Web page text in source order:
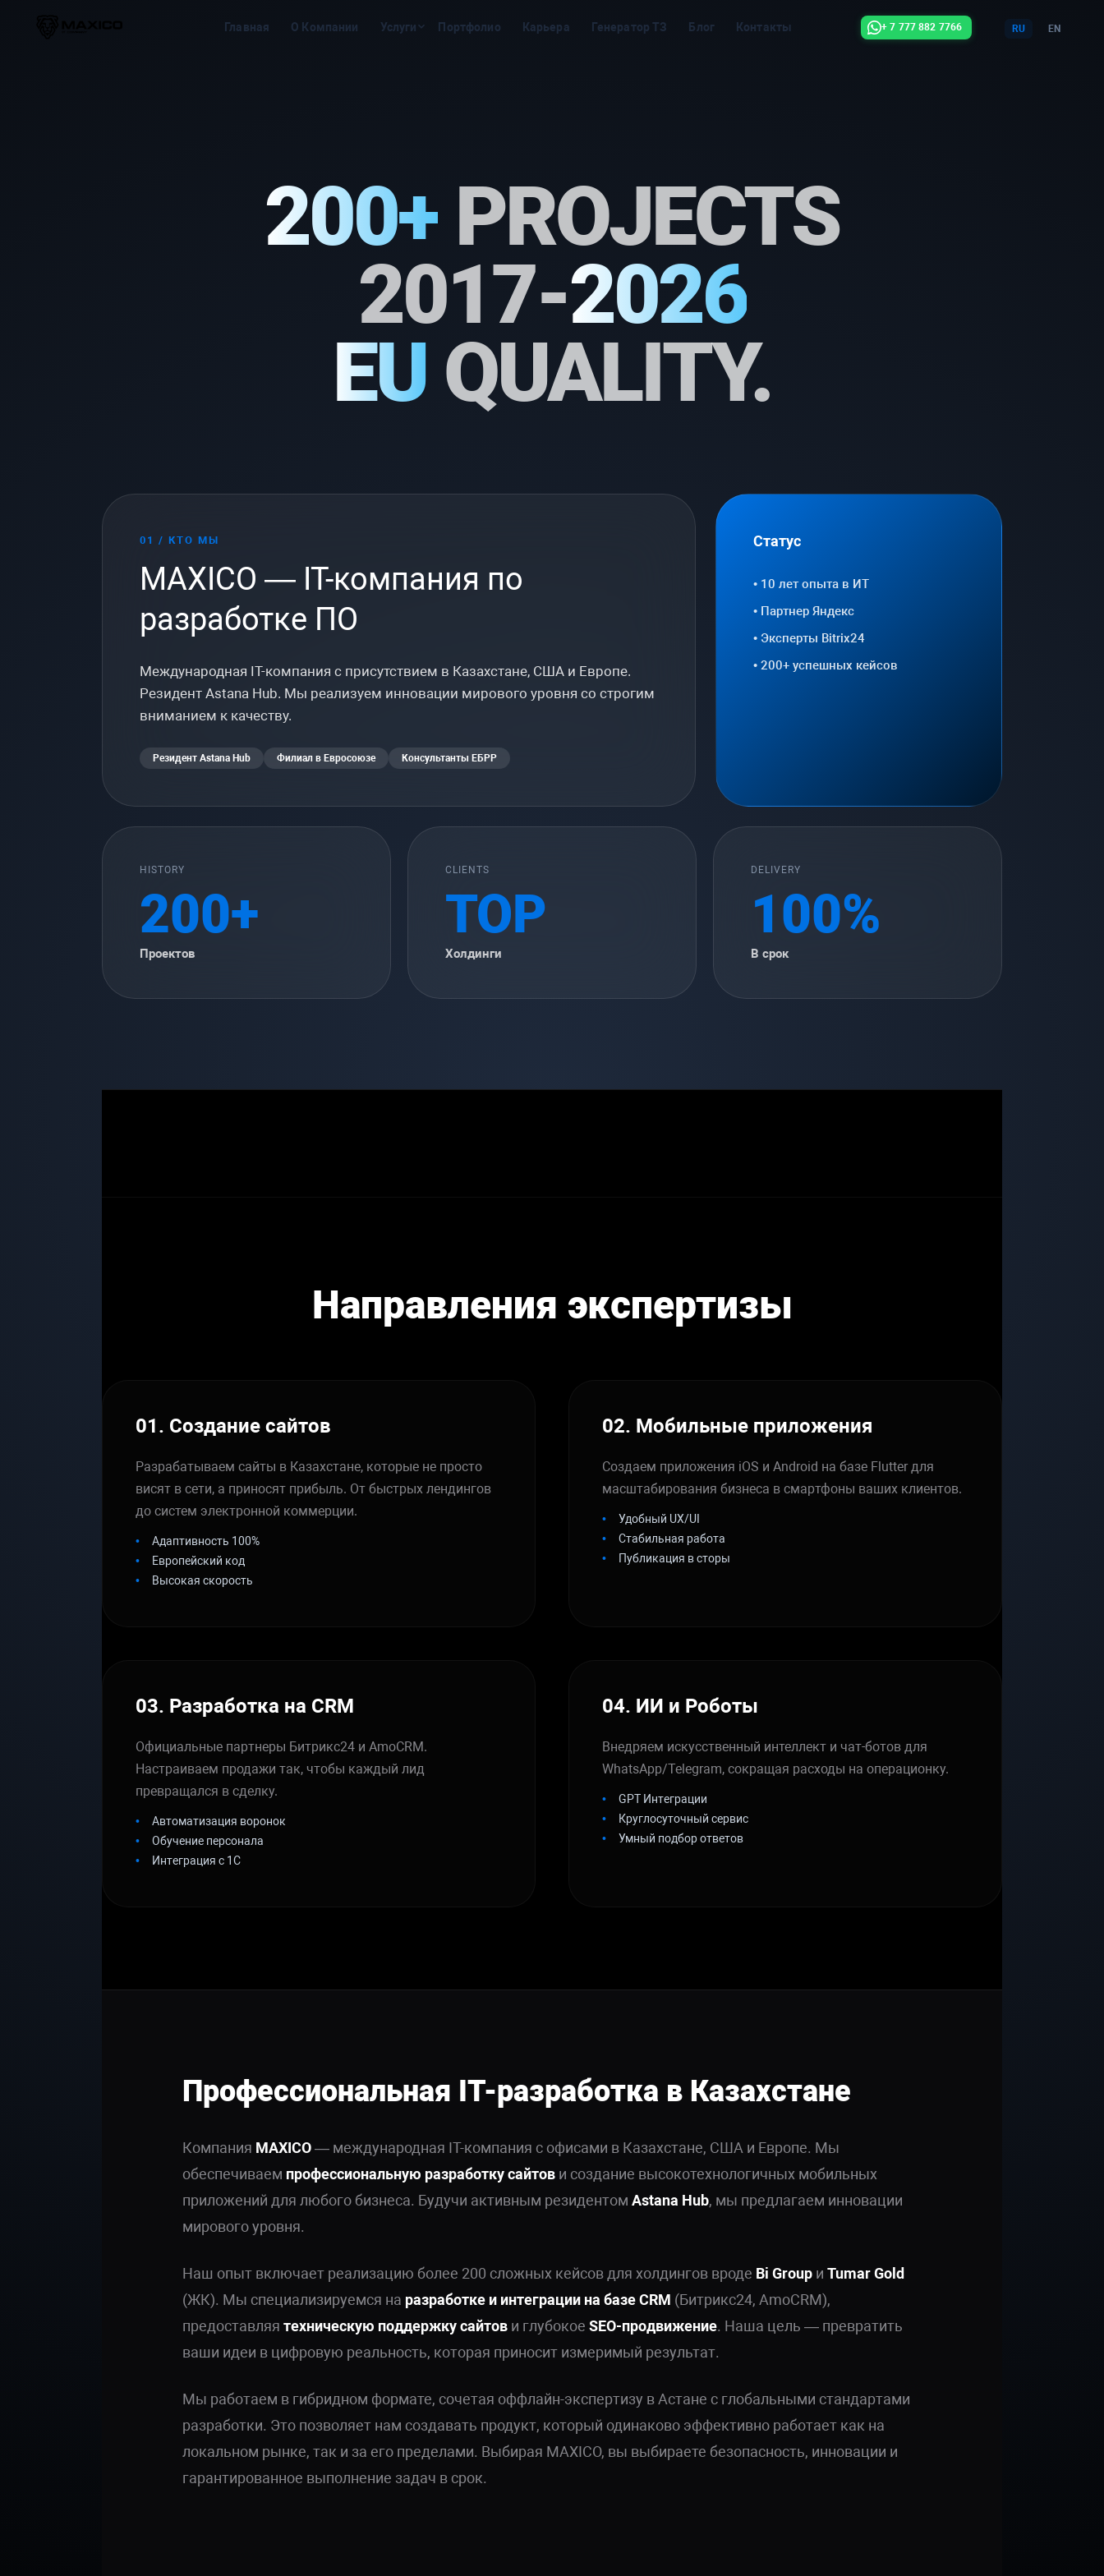
+ 7 777 882 7766 RU EN
Главная О Компании Услуги Портфолио Карьера Генератор ТЗ Блог Контакты
200+ PROJECTS
2017-2026
EU QUALITY.
01 / КТО МЫ
MAXICO — IT-компания по
разработке ПО
Международная IT-компания с присутствием в Казахстане, США и Европе.
Резидент Astana Hub. Мы реализуем инновации мирового уровня со строгим
вниманием к качеству.
Резидент Astana Hub Филиал в Евросоюзе Консультанты ЕБРР
Статус
• 10 лет опыта в ИТ
• Партнер Яндекс
• Эксперты Bitrix24
• 200+ успешных кейсов
HISTORY
200+
Проектов
CLIENTS
TOP
Холдинги
DELIVERY
100%
В срок
Направления экспертизы
01. Создание сайтов
Разрабатываем сайты в Казахстане, которые не просто
висят в сети, а приносят прибыль. От быстрых лендингов
до систем электронной коммерции.
Адаптивность 100%
Европейский код
Высокая скорость
02. Мобильные приложения
Создаем приложения iOS и Android на базе Flutter для
масштабирования бизнеса в смартфоны ваших клиентов.
Удобный UX/UI
Стабильная работа
Публикация в сторы
03. Разработка на CRM
Официальные партнеры Битрикс24 и AmoCRM.
Настраиваем продажи так, чтобы каждый лид
превращался в сделку.
Автоматизация воронок
Обучение персонала
Интеграция с 1С
04. ИИ и Роботы
Внедряем искусственный интеллект и чат-ботов для
WhatsApp/Telegram, сокращая расходы на операционку.
GPT Интеграции
Круглосуточный сервис
Умный подбор ответов
Профессиональная IT-разработка в Казахстане
Компания MAXICO— международная IT-компания с офисами в Казахстане, США и Европе. Мы
обеспечиваем профессиональную разработку сайтов и создание высокотехнологичных мобильных
приложений для любого бизнеса. Будучи активным резидентом Astana Hub, мы предлагаем инновации
мирового уровня.
Наш опыт включает реализацию более 200 сложных кейсов для холдингов вроде Bi Group и Tumar Gold
(ЖК). Мы специализируемся на разработке и интеграции на базе CRM (Битрикс24, AmoCRM),
предоставляя техническую поддержку сайтов и глубокое SEO-продвижение. Наша цель — превратить
ваши идеи в цифровую реальность, которая приносит измеримый результат.
Мы работаем в гибридном формате, сочетая оффлайн-экспертизу в Астане с глобальными стандартами
разработки. Это позволяет нам создавать продукт, который одинаково эффективно работает как на
локальном рынке, так и за его пределами. Выбирая MAXICO, вы выбираете безопасность, инновации и
гарантированное выполнение задач в срок.